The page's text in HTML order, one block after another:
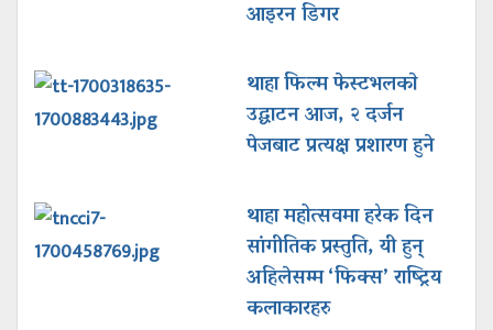
आइरन डिगर
थाहा फिल्म फेस्टभलकाे
उद्घाटन आज, २ दर्जन
पेजबाट प्रत्यक्ष प्रशारण हुने
थाहा महोत्सवमा हरेक दिन
सांगीतिक प्रस्तुति, यी हुन्
अहिलेसम्म ‘फिक्स’ राष्ट्रिय
कलाकारहरु